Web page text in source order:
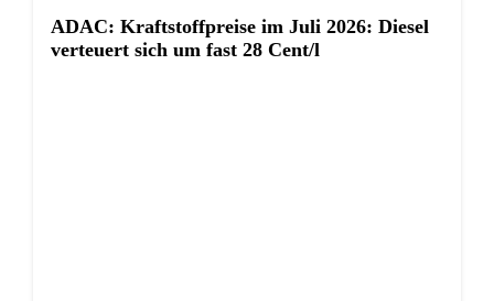
ADAC: Kraftstoffpreise im Juli 2026: Diesel
verteuert sich um fast 28 Cent/l